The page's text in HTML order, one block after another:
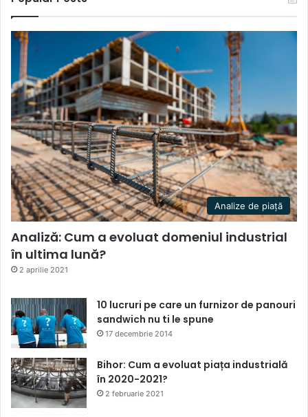
Analize de piață
Analiză: Cum a evoluat domeniul industrial
în ultima lună?
2 aprilie 2021
10 lucruri pe care un furnizor de panouri
sandwich nu ti le spune
17 decembrie 2014
Bihor: Cum a evoluat piața industrială
în 2020-2021?
2 februarie 2021